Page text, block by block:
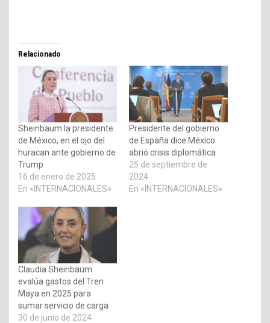
Relacionado
Sheinbaum la presidente
de México, en el ojo del
huracan ante gobierno de
Trump
16 de enero de 2025
En «INTERNACIONALES»
Presidente del gobierno
de España dice México
abrió crisis diplomática
25 de septiembre de
2024
En «INTERNACIONALES»
Claudia Sheinbaum
evalúa gastos del Tren
Maya en 2025 para
sumar servicio de carga
30 de junio de 2024